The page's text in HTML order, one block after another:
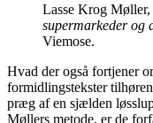
Lasse Krog Møller,
supermarkeder og
Viemose.
Hvad der også fortjener
formidlingstekster
præg af en sjælden
Møllers metode, er de